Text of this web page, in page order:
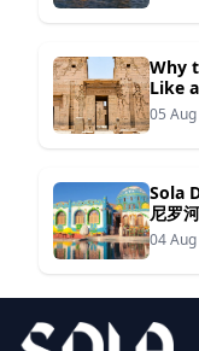
Why
Like
05
Sola
尼罗
04